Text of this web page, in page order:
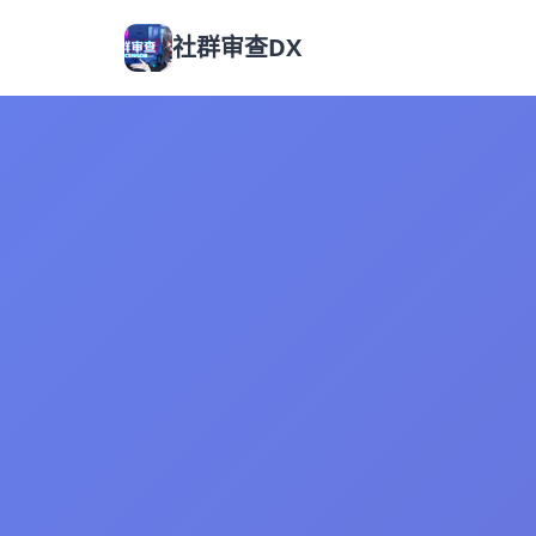
社群审查DX